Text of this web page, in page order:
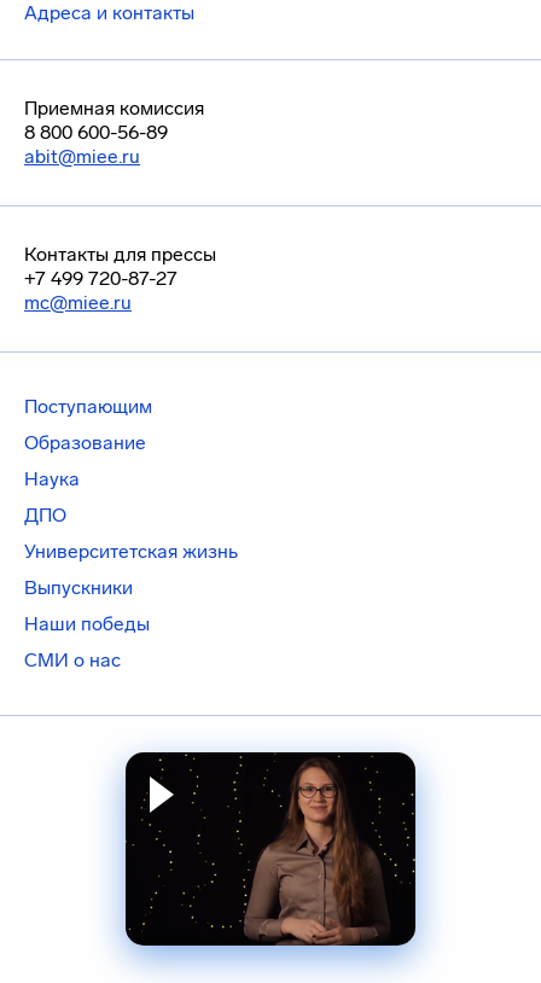
Адреса и контакты
Приемная комиссия
8 800 600-56-89
abit@miee.ru
Контакты для прессы
+7 499 720-87-27
mc@miee.ru
Поступающим
Образование
Наука
ДПО
Университетская жизнь
Выпускники
Наши победы
СМИ о нас